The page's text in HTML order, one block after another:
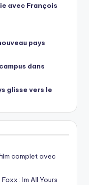
avec François
pays
dans
glisse vers le
complet avec
: Im All Yours